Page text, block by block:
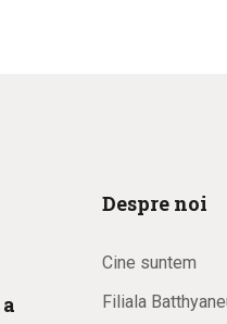
a
Despre noi
Cine suntem
Filiala